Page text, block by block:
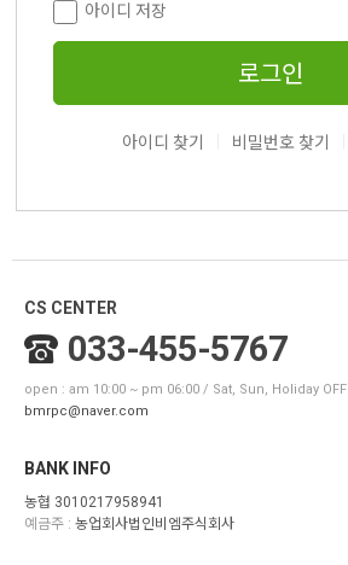
아이디 저장
로그인
아이디 찾기 비밀번호 찾기
CS CENTER
033-455-5767
open : am 10:00 ~ pm 06:00 / Sat, Sun, Holiday OFF
bmrpc@naver.com
BANK INFO
농협 3010217958941
예금주 : 농업회사법인비엠주식회사